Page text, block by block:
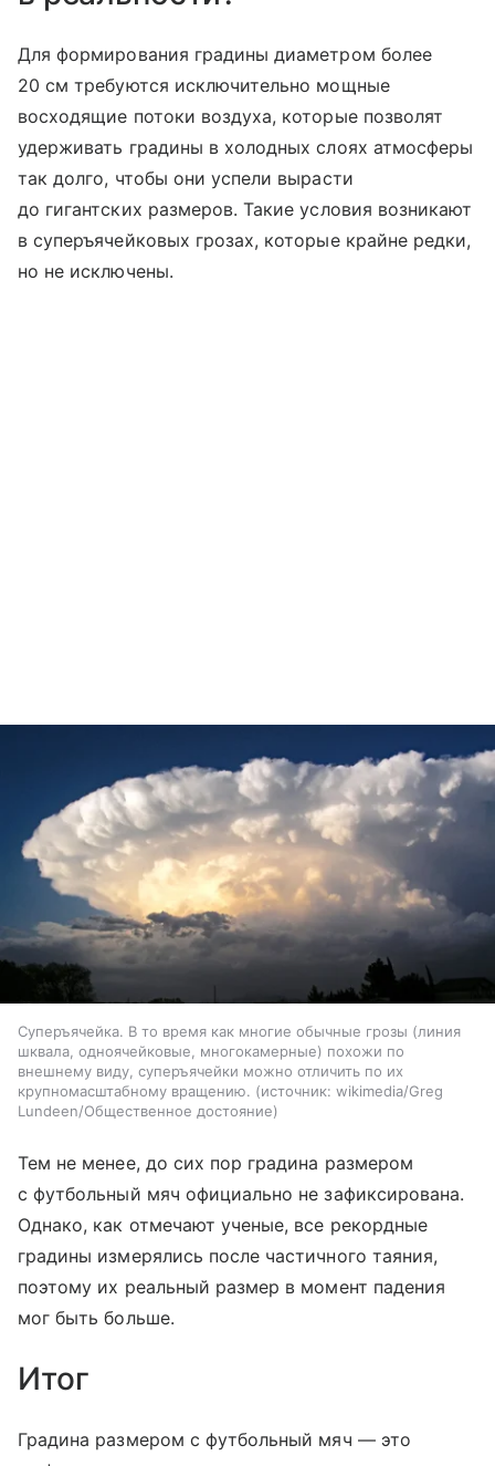
Для формирования градины диаметром более
20 см требуются исключительно мощные
восходящие потоки воздуха, которые позволят
удерживать градины в холодных слоях атмосферы
так долго, чтобы они успели вырасти
до гигантских размеров. Такие условия возникают
в суперъячейковых грозах, которые крайне редки,
но не исключены.
Суперъячейка. В то время как многие обычные грозы (линия
шквала, одноячейковые, многокамерные) похожи по
внешнему виду, суперъячейки можно отличить по их
крупномасштабному вращению.
источник: wikimedia/Greg
Lundeen/Общественное достояние
Тем не менее, до сих пор градина размером
с футбольный мяч официально не зафиксирована.
Однако, как отмечают ученые, все рекордные
градины измерялись после частичного таяния,
поэтому их реальный размер в момент падения
мог быть больше.
Итог
Градина размером с футбольный мяч — это